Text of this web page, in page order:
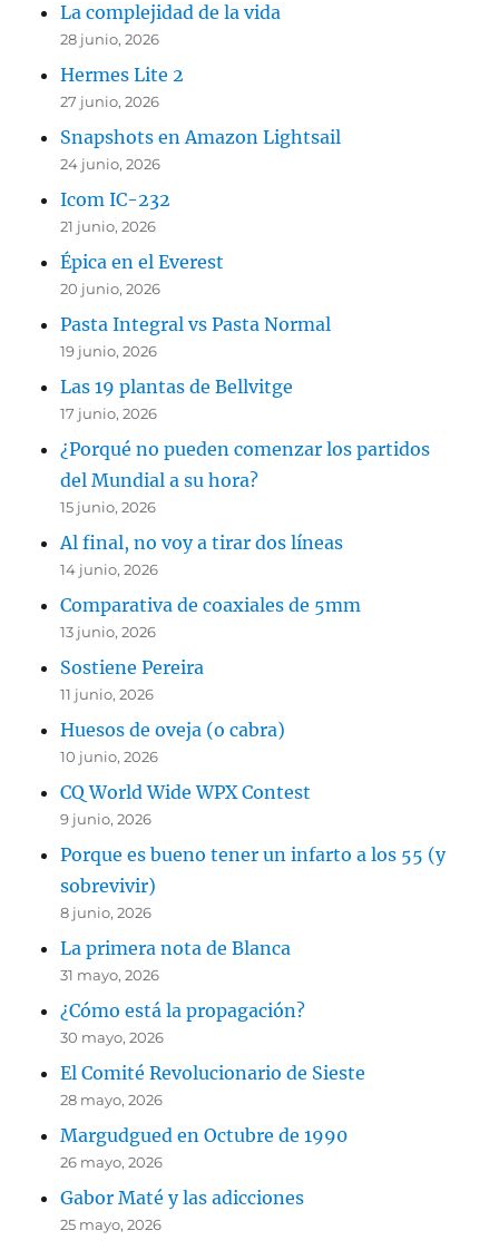
La complejidad de la vida
28 junio, 2026
Hermes Lite 2
27 junio, 2026
Snapshots en Amazon Lightsail
24 junio, 2026
Icom IC-232
21 junio, 2026
Épica en el Everest
20 junio, 2026
Pasta Integral vs Pasta Normal
19 junio, 2026
Las 19 plantas de Bellvitge
17 junio, 2026
¿Porqué no pueden comenzar los partidos
del Mundial a su hora?
15 junio, 2026
Al final, no voy a tirar dos líneas
14 junio, 2026
Comparativa de coaxiales de 5mm
13 junio, 2026
Sostiene Pereira
11 junio, 2026
Huesos de oveja (o cabra)
10 junio, 2026
CQ World Wide WPX Contest
9 junio, 2026
Porque es bueno tener un infarto a los 55 (y
sobrevivir)
8 junio, 2026
La primera nota de Blanca
31 mayo, 2026
¿Cómo está la propagación?
30 mayo, 2026
El Comité Revolucionario de Sieste
28 mayo, 2026
Margudgued en Octubre de 1990
26 mayo, 2026
Gabor Maté y las adicciones
25 mayo, 2026